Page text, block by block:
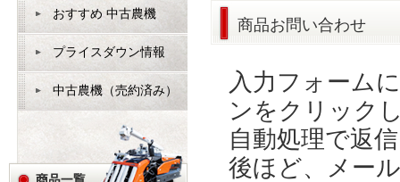
商品お問い合わせ
入力フォーム
ンをクリック
自動処理で返
後ほど、メー
おすすめ 中古農機
プライスダウン情報
中古農機（売約済み）